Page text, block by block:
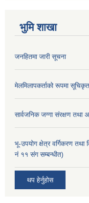
भुमि शाखा
जनहितमा जारी सूचना
मेलमिलापकर्ताको रूपमा
सार्वजनिक जग्गा संरक्षण तथा
भू-उपयोग क्षेत्र वर्गिकरण तथा
नं ११ संग सम्बन्धीत)
थप हेर्नुहोस